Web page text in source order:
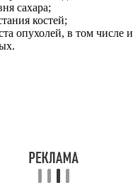
сахара;
костей;
опухолей, в том числе и